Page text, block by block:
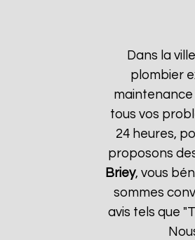
Dans la
plombier
tous vos
24 heures,
proposons
Briey, vous
sommes
avis tels que